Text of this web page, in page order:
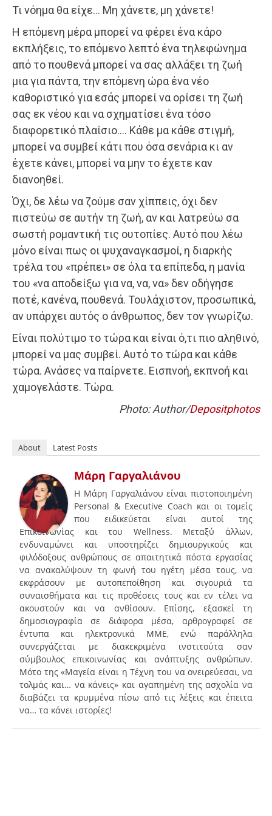
Τι νόημα θα είχε… Μη χάνετε, μη χάνετε!
Η επόμενη μέρα μπορεί να φέρει ένα κάρο
εκπλήξεις, το επόμενο λεπτό ένα τηλεφώνημα
από το πουθενά μπορεί να σας αλλάξει τη ζωή
μια για πάντα, την επόμενη ώρα ένα νέο
καθοριστικό για εσάς μπορεί να ορίσει τη ζωή
σας εκ νέου και να σχηματίσει ένα τόσο
διαφορετικό πλαίσιο…. Κάθε μα κάθε στιγμή,
μπορεί να συμβεί κάτι που όσα σενάρια κι αν
έχετε κάνει, μπορεί να μην το έχετε καν
διανοηθεί.
Όχι, δε λέω να ζούμε σαν χίππεις, όχι δεν
πιστεύω σε αυτήν τη ζωή, αν και λατρεύω σα
σωστή ρομαντική τις ουτοπίες. Αυτό που λέω
μόνο είναι πως οι ψυχαναγκασμοί, η διαρκής
τρέλα του «πρέπει» σε όλα τα επίπεδα, η μανία
του «να αποδείξω για να, να, να» δεν οδήγησε
ποτέ, κανένα, πουθενά. Τουλάχιστον, προσωπικά,
αν υπάρχει αυτός ο άνθρωπος, δεν τον γνωρίζω.
Είναι πολύτιμο το τώρα και είναι ό,τι πιο αληθινό,
μπορεί να μας συμβεί. Αυτό το τώρα και κάθε
τώρα. Ανάσες να παίρνετε. Εισπνοή, εκπνοή και
χαμογελάστε. Τώρα.
Photo: Author/Depositphotos
About Latest Posts
Μάρη Γαργαλιάνου
Η Μάρη Γαργαλιάνου είναι πιστοποιημένη
Personal & Executive Coach και οι τομείς
που ειδικεύεται είναι αυτοί της
Επικοινωνίας και του Wellness. Μεταξύ άλλων,
ενδυναμώνει και υποστηρίζει δημιουργικούς και
φιλόδοξους ανθρώπους σε απαιτητικά πόστα εργασίας
να ανακαλύψουν τη φωνή του ηγέτη μέσα τους, να
εκφράσουν με αυτοπεποίθηση και σιγουριά τα
συναισθήματα και τις προθέσεις τους και εν τέλει να
ακουστούν και να ανθίσουν. Επίσης, εξασκεί τη
δημοσιογραφία σε διάφορα μέσα, αρθρογραφεί σε
έντυπα και ηλεκτρονικά ΜΜΕ, ενώ παράλληλα
συνεργάζεται με διακεκριμένα ινστιτούτα σαν
σύμβουλος επικοινωνίας και ανάπτυξης ανθρώπων.
Mότο της «Μαγεία είναι η Τέχνη του να ονειρεύεσαι, να
τολμάς και… να κάνεις» και αγαπημένη της ασχολία να
διαβάζει τα κρυμμένα πίσω από τις λέξεις και έπειτα
να… τα κάνει ιστορίες!